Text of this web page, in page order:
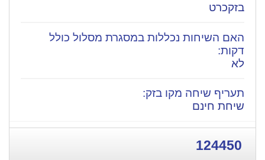
בזקכרט
לא
שיחת חינם
124450